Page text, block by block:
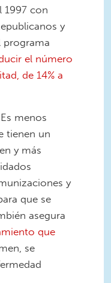
1997 con
y
programa
el número
de 14% a
menos
tienen un
y más
y
que se
asegura
que
se